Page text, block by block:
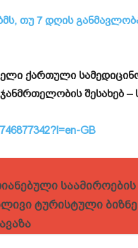
თუ 7 დღის
ქართული
შესახებ
GB
ტურისტული